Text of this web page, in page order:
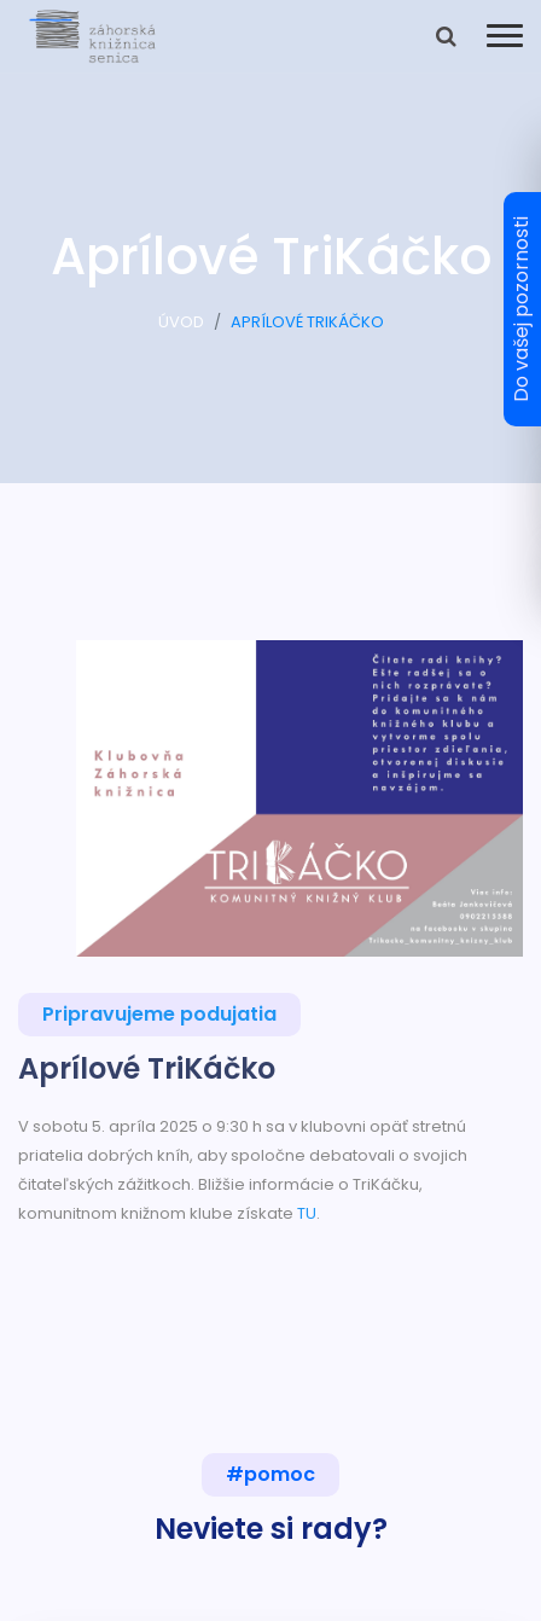
Aprílové TriKáčko
ÚVOD APRÍLOVÉ TRIKÁČKO
Pripravujeme podujatia
Aprílové TriKáčko
V sobotu 5. apríla 2025 o 9:30 h sa v klubovni opäť stretnú
priatelia dobrých kníh, aby spoločne debatovali o svojich
čitateľských zážitkoch. Bližšie informácie o TriKáčku,
komunitnom knižnom klube získate TU.
#pomoc
Neviete si rady?